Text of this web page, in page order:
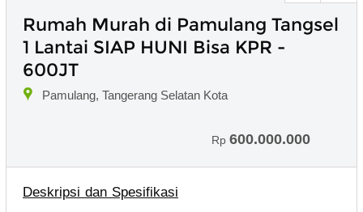
Rumah Murah di Pamulang Tangsel
1 Lantai SIAP HUNI Bisa KPR -
600JT
Pamulang, Tangerang Selatan Kota
Rp 600.000.000
Deskripsi dan Spesifikasi